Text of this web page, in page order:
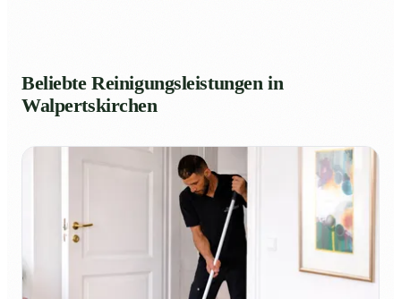
Beliebte Reinigungsleistungen in
Walpertskirchen